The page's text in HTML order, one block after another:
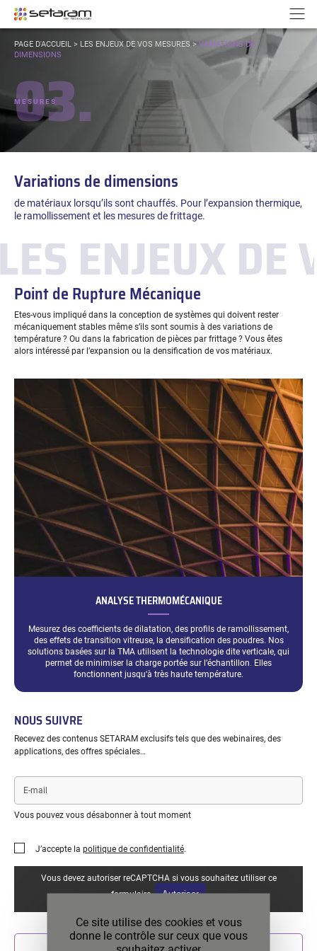
Aller au contenu
VOUS
ÊTES
PAGE D'ACCUEIL> LES ENJEUX DE VOS MESURES > VARIATIONS DE
DIMENSIONS
03.
MESURES
Variations de dimensions
de matériaux lorsqu’ils sont chauffés. Pour l’expansion thermique,
le ramollissement et les mesures de frittage.
ENJEUX DE
Point de Rupture Mécanique
Etes-vous impliqué dans la conception de systèmes qui doivent rester
mécaniquement stables même s’ils sont soumis à des variations de
température ? Ou dans la fabrication de pièces par frittage ? Vous êtes
alors intéressé par l’expansion ou la densification de vos matériaux.
ANALYSE THERMOMÉCANIQUE
Mesurez des coefficients de dilatation, des profils de ramollissement,
des effets de transition vitreuse, la densification des poudres. Nos
solutions basées sur la TMA utilisent la technologie dite verticale, qui
permet de minimiser la charge portée sur l’échantillon. Elles
fonctionnent jusqu’à très haute température.
NOUS SUIVRE
Recevez des contenus SETARAM exclusifs tels que des webinaires, des
applications, des offres spéciales…
E-
mail
Vous pouvez vous désabonner à tout moment
J’accepte la politique de confidentialité.
Vous devez autoriser reCAPTCHA si vous souhaitez utiliser ce
formulaire.
Autoriser
Panneau de gestion des cookies
Ce site utilise des cookies et vous
donne le contrôle sur ceux que vous